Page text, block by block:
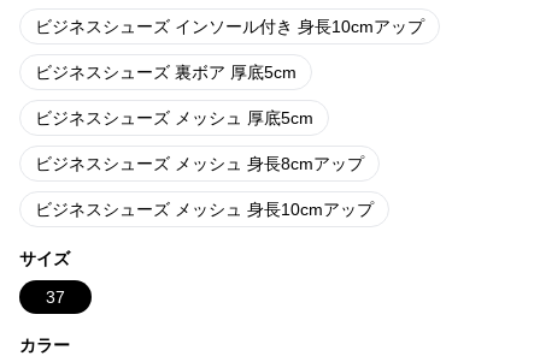
ビジネスシューズ インソール付き 身長10cmアップ
ビジネスシューズ 裏ボア 厚底5cm
ビジネスシューズ メッシュ 厚底5cm
ビジネスシューズ メッシュ 身長8cmアップ
ビジネスシューズ メッシュ 身長10cmアップ
サイズ
37
カラー